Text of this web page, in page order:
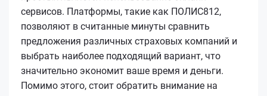
сервисов. Платформы, такие как ПОЛИС812,
позволяют в считанные минуты сравнить
предложения различных страховых компаний и
выбрать наиболее подходящий вариант, что
значительно экономит ваше время и деньги.
Помимо этого, стоит обратить внимание на